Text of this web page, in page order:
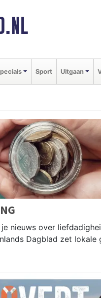
Sport Uitgaan
nieuws over
Dagblad zet lokale